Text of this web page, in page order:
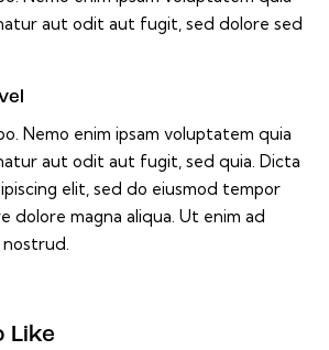
aut odit aut fugit, sed dolore sed
Nemo enim ipsam voluptatem quia
aut odit aut fugit, sed quia. Dicta
elit, sed do eiusmod tempor
dolore magna aliqua. Ut enim ad
nostrud.
Like